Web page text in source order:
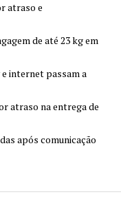
atraso e
de até 23 kg em
internet passam a
atraso na entrega de
após comunicação